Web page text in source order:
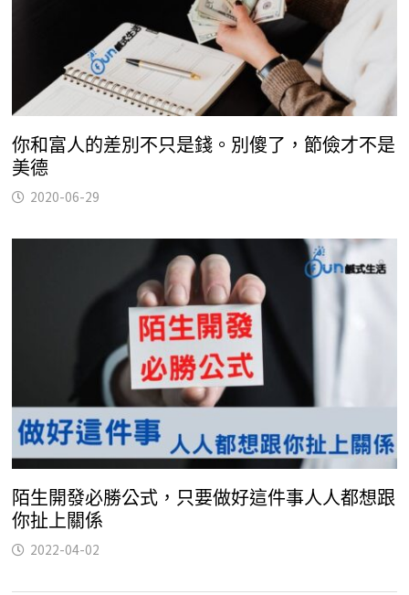
你和富人的差別不只是錢。別傻了，節儉才不是
美德
2020-06-29
陌生開發必勝公式，只要做好這件事人人都想跟
你扯上關係
2022-04-02